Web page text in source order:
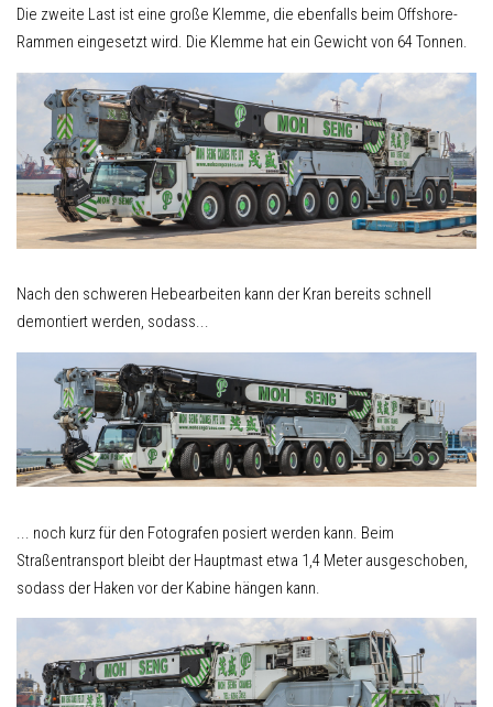
Die zweite Last ist eine große Klemme, die ebenfalls beim Offshore-
Rammen eingesetzt wird. Die Klemme hat ein Gewicht von 64 Tonnen.
Nach den schweren Hebearbeiten kann der Kran bereits schnell
demontiert werden, sodass...
... noch kurz für den Fotografen posiert werden kann. Beim
Straßentransport bleibt der Hauptmast etwa 1,4 Meter ausgeschoben,
sodass der Haken vor der Kabine hängen kann.